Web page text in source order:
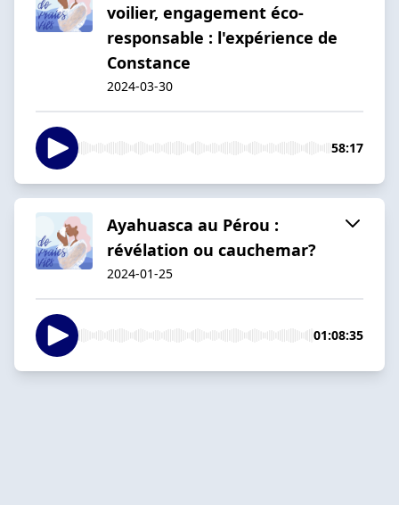
voilier, engagement éco-
responsable : l'expérience de
Constance
2024-03-30
58:17
Ayahuasca au Pérou :
révélation ou cauchemar?
2024-01-25
01:08:35